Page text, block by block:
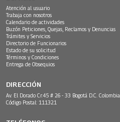
Atención al usuario
Trabaja con nosotros
Calendario de actividades
Buzón Peticiones, Quejas, Reclamos y Denuncias
Trámites y Servicios
Directorio de Funcionarios
Estado de su solicitud
Términos y Condiciones
Entrega de Obsequios
DIRECCIÓN
Av. El Dorado Cr.45 # 26 - 33 Bogotá D.C. Colombia.
Código Postal: 111321